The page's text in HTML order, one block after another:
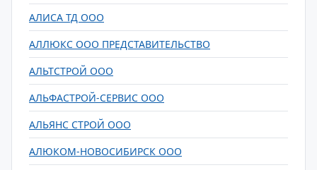
АЛИСА ТД ООО
АЛЛЮКС ООО ПРЕДСТАВИТЕЛЬСТВО
АЛЬТСТРОЙ ООО
АЛЬФАСТРОЙ-СЕРВИС ООО
АЛЬЯНС СТРОЙ ООО
АЛЮКОМ-НОВОСИБИРСК ООО